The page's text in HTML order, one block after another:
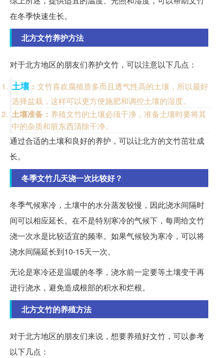
在冬季快速生长。
北方文竹养护方法
对于北方地区的朋友们养护文竹，可以注意以下几点：
土壤 ： 文竹喜欢腐殖质多而且透气性高的土壤，所以最好
选择盆栽，这样可以更方便施肥和调控土壤的湿度。
土壤准备： 养殖文竹的土壤必须干净，准备土壤时要将其
中的杂质和脏东西清除干净。
通过合适的土壤和良好的养护，可以让北方的文竹茁壮成
长。
冬季文竹几天浇一次比较好？
冬季气候寒冷，土壤中的水分蒸发较慢，因此浇水间隔时
间可以相应延长。在不是特别寒冷的气候下，每周给文竹
浇一次水是比较适宜的频率。如果气候较为寒冷，可以将
浇水间隔延长到10-15天一次。
无论是寒冷还是温暖的冬季，浇水前一定要等土壤变干再
进行浇水，避免造成根部的积水和烂根。
北方文竹的养殖方法
对于北方地区的朋友们来说，想要养殖好文竹，可以参考
以下几点：